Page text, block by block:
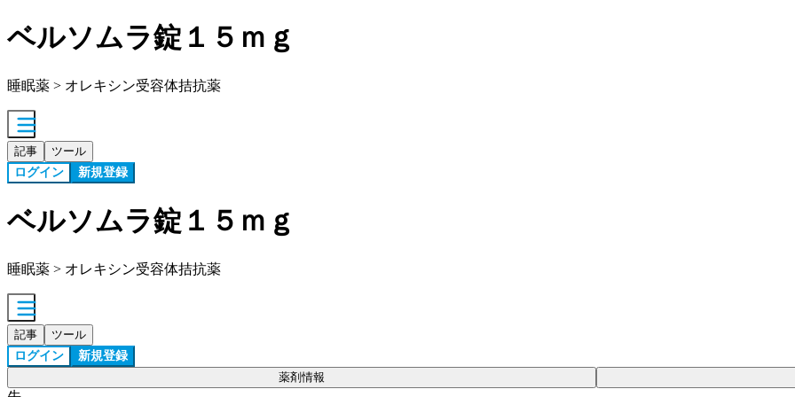
ベルソムラ錠１５ｍｇ
睡眠薬 > オレキシン受容体拮抗薬
記事 ツール
ログイン 新規登録
ベルソムラ錠１５ｍｇ
睡眠薬 > オレキシン受容体拮抗薬
記事 ツール
ログイン 新規登録
薬剤情報